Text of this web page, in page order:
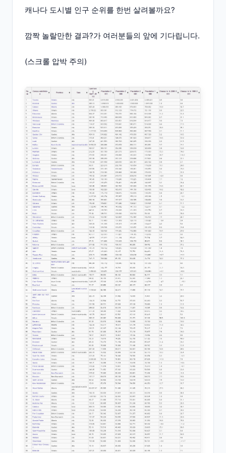
캐나다 도시별 인구 순위를 한번 살려볼까요?
깜짝 놀랄만한 결과?가 여러분들의 앞에 기다립니다.
(스크롤 압박 주의)